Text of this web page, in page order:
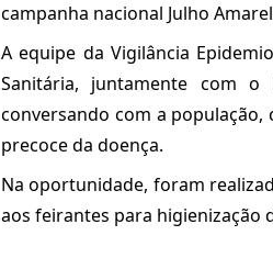
campanha nacional Julho
A equipe da Vigilância
Sanitária, juntamente com
conversando com a
precoce da doença.
Na oportunidade, foram
aos feirantes para higienização